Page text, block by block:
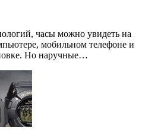
часы можно увидеть на
мобильном телефоне и
Но наручные…